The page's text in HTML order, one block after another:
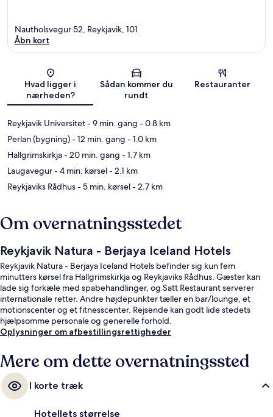
Kort
Nautholsvegur 52, Reykjavik, 101
Åbn kort
Hvad ligger i
nærheden?
Sådan kommer du
rundt
Restauranter
Reykjavik Universitet- 9 min. gang - 0.8 km
Perlan (bygning)- 12 min. gang - 1.0 km
Hallgrimskirkja- 20 min. gang - 1.7 km
Laugavegur- 4 min. kørsel- 2.1 km
Reykjaviks Rådhus- 5 min. kørsel- 2.7 km
Om overnatningsstedet
Reykjavik Natura - Berjaya Iceland Hotels
Reykjavik Natura - Berjaya Iceland Hotels befinder sig kun fem
minutters kørsel fra Hallgrimskirkja og Reykjaviks Rådhus. Gæster kan
lade sig forkæle med spabehandlinger, og Satt Restaurant serverer
internationale retter. Andre højdepunkter tæller en bar/lounge, et
motionscenter og et fitnesscenter. Rejsende kan godt lide stedets
hjælpsomme personale og generelle forhold.
Oplysninger om afbestillingsrettigheder
Mere om dette overnatningssted
I korte træk
Hotellets størrelse